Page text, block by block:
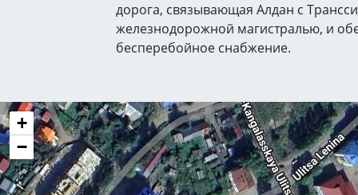
дорога, связывающая Алдан с
железнодорожной магистралью, и
бесперебойное снабжение.
+
−